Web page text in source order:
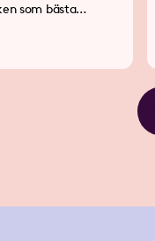
som bästa
visar en ny